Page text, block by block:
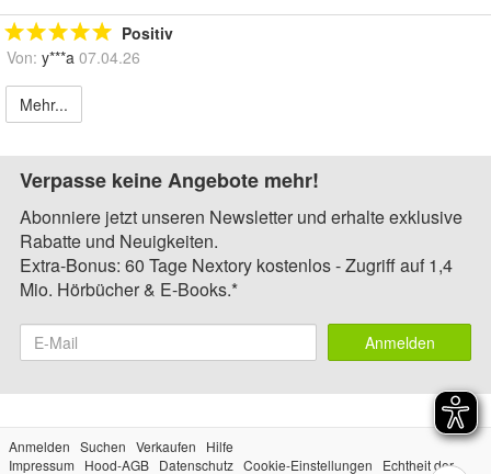
Positiv
Von: y***a 07.04.26
Mehr...
Verpasse keine Angebote mehr!
Abonniere jetzt unseren Newsletter und erhalte exklusive
Rabatte und Neuigkeiten.
Extra-Bonus: 60 Tage Nextory kostenlos - Zugriff auf 1,4
Mio. Hörbücher & E-Books.*
Anmelden
Anmelden Suchen Verkaufen
Hilfe
Impressum
Hood-AGB Datenschutz Cookie-Einstellungen
Echtheit der